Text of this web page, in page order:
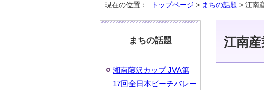
現在の位置： トップページ > まちの話題 > 江南
江南
まちの話題
湘南藤沢カップ JVA第
17回全日本ビーチバレー